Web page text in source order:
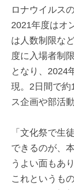
ロナウイルス
2021年度はオ
は人数制限な
度に入場者制
となり、2024
現。2日間で約
ス企画や部活
「文化祭で生
できるのが、
うよい面もあ
これというも